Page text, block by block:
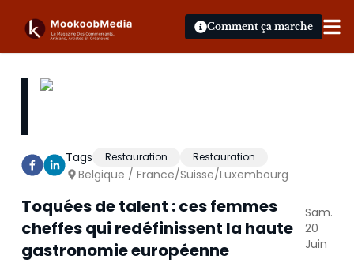
Comment ça marche
Tags Restauration Restauration
Belgique / France/Suisse/Luxembourg
Toquées de talent : ces femmes
cheffes qui redéfinissent la haute
gastronomie européenne
Sam.
20
Juin